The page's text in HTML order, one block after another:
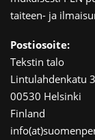
taiteen- ja
Postiosoite:
Tekstin talo
Lintulahdenkatu 3
00530 Helsinki
Finland